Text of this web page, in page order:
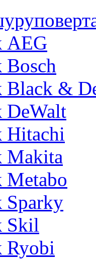
AEG
Bosch
Black &
DeWalt
Hitachi
Makita
Metabo
Sparky
Skil
Ryobi